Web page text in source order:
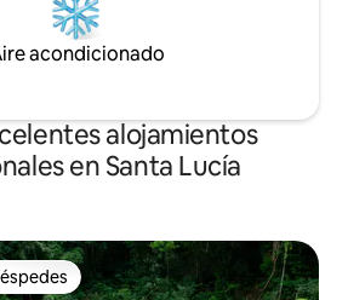
acondicionado
alojamientos
en Santa Lucía
entre huéspedes